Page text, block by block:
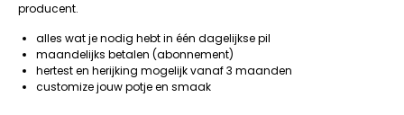
producent.
alles wat je nodig hebt in één dagelijkse pil
maandelijks betalen (abonnement)
hertest en herijking mogelijk vanaf 3 maanden
customize jouw potje en smaak